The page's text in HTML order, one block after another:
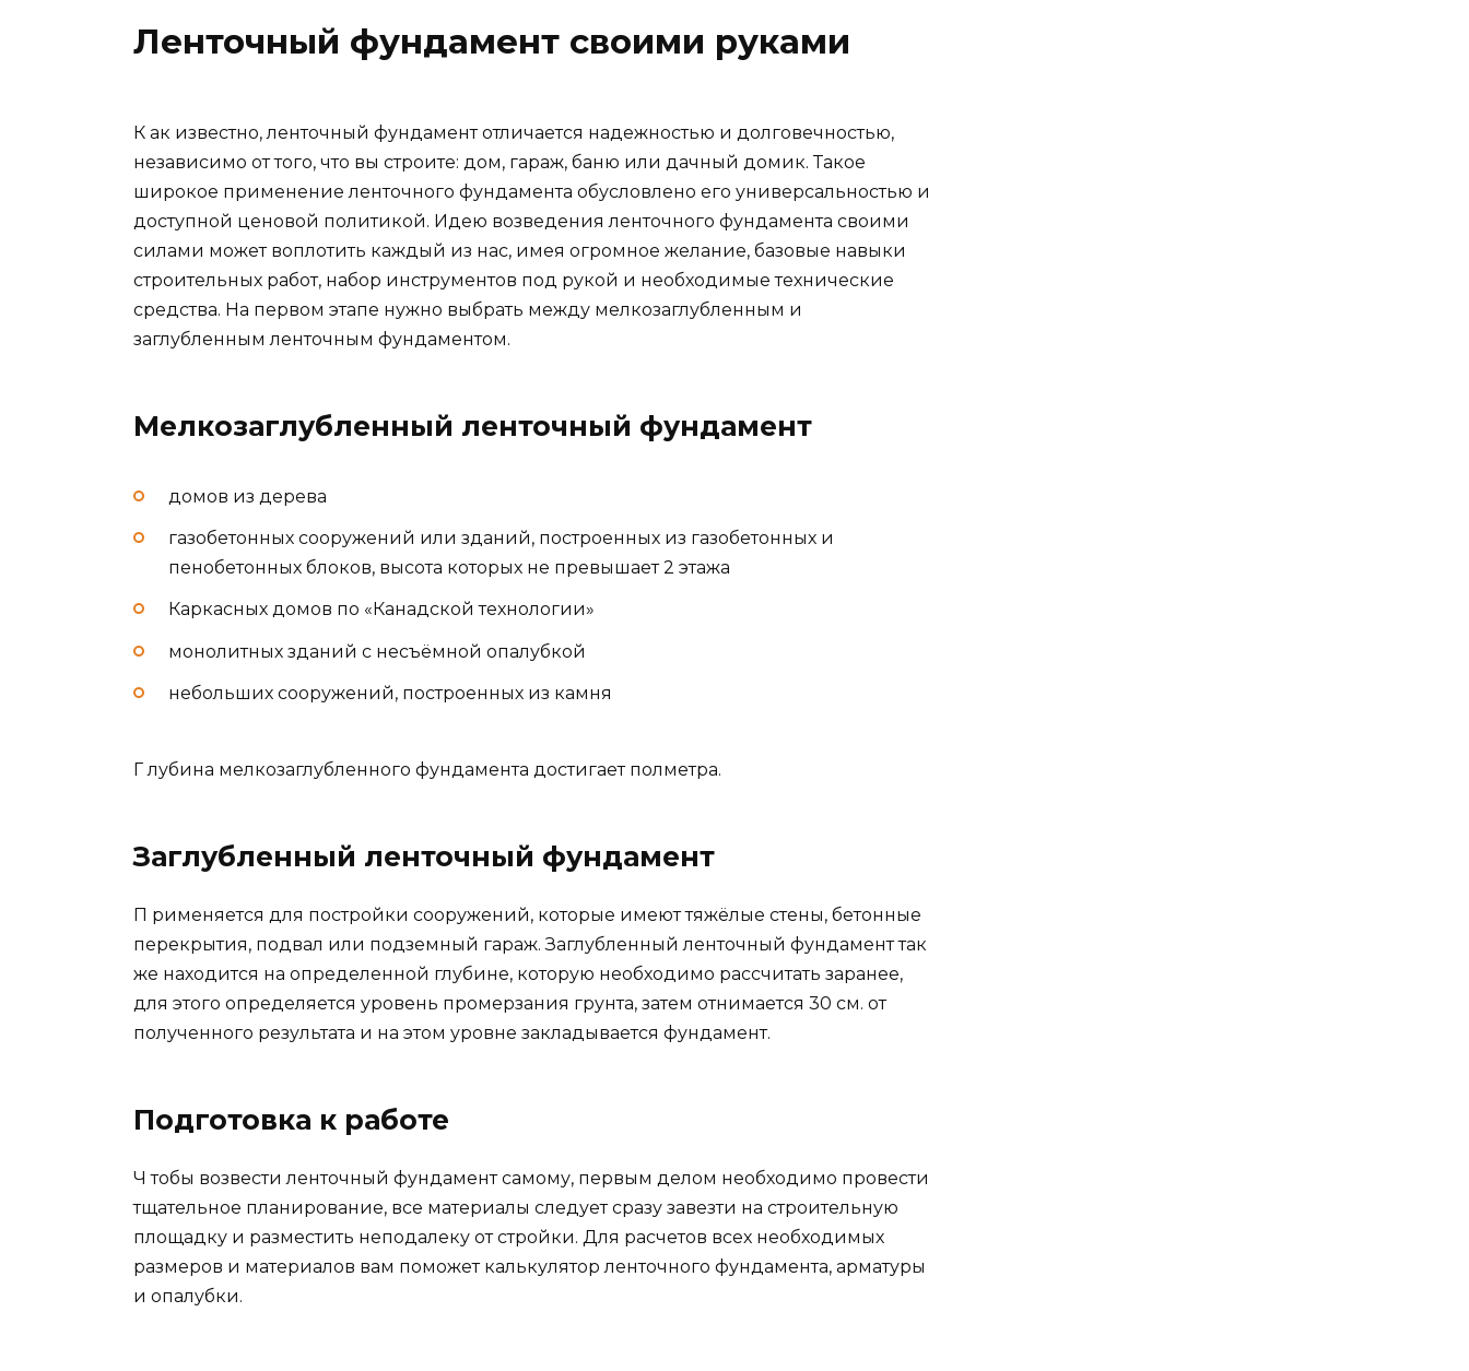
Ленточный фундамент своими руками
К ак известно, ленточный фундамент отличается надежностью и долговечностью,
независимо от того, что вы строите: дом, гараж, баню или дачный домик. Такое
широкое применение ленточного фундамента обусловлено его универсальностью и
доступной ценовой политикой. Идею возведения ленточного фундамента своими
силами может воплотить каждый из нас, имея огромное желание, базовые навыки
строительных работ, набор инструментов под рукой и необходимые технические
средства. На первом этапе нужно выбрать между мелкозаглубленным и
заглубленным ленточным фундаментом.
Мелкозаглубленный ленточный фундамент
домов из дерева
газобетонных сооружений или зданий, построенных из газобетонных и
пенобетонных блоков, высота которых не превышает 2 этажа
Каркасных домов по «Канадской технологии»
монолитных зданий с несъёмной опалубкой
небольших сооружений, построенных из камня
Г лубина мелкозаглубленного фундамента достигает полметра.
Заглубленный ленточный фундамент
П рименяется для постройки сооружений, которые имеют тяжёлые стены, бетонные
перекрытия, подвал или подземный гараж. Заглубленный ленточный фундамент так
же находится на определенной глубине, которую необходимо рассчитать заранее,
для этого определяется уровень промерзания грунта, затем отнимается 30 см. от
полученного результата и на этом уровне закладывается фундамент.
Подготовка к работе
Ч тобы возвести ленточный фундамент самому, первым делом необходимо провести
тщательное планирование, все материалы следует сразу завезти на строительную
площадку и разместить неподалеку от стройки. Для расчетов всех необходимых
размеров и материалов вам поможет калькулятор ленточного фундамента, арматуры
и опалубки.